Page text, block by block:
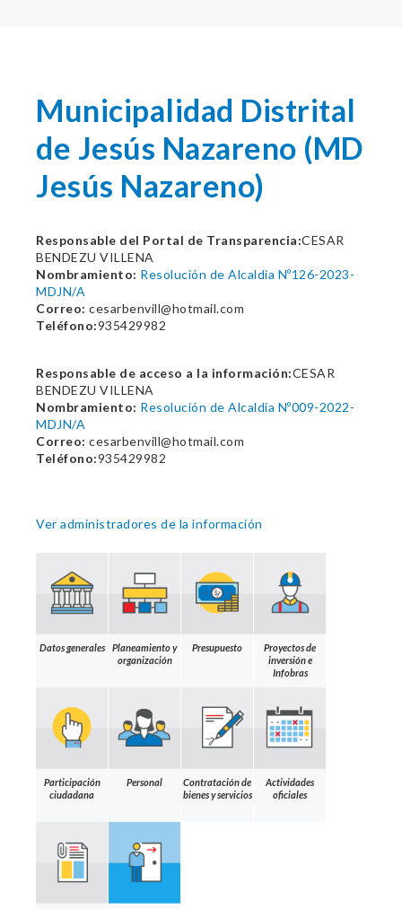
Municipalidad Distrital
de Jesús Nazareno (MD
Jesús Nazareno)
Responsable del Portal de Transparencia:CESAR
BENDEZU VILLENA
Nombramiento: Resolución de Alcaldia Nº126-2023-
MDJN/A
Correo: cesarbenvill@hotmail.com
Teléfono:935429982
Responsable de acceso a la información:CESAR
BENDEZU VILLENA
Nombramiento: Resolución de Alcaldia Nº009-2022-
MDJN/A
Correo: cesarbenvill@hotmail.com
Teléfono:935429982
Ver administradores de la información
Datos generales
Planeamiento y
organización
Presupuesto
Proyectos de
inversión e
Infobras
Participación
ciudadana
Personal
Contratación de
bienes y servicios
Actividades
oficiales